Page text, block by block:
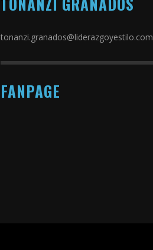
tonanzi.granados@liderazgoyestilo.com
FANPAGE